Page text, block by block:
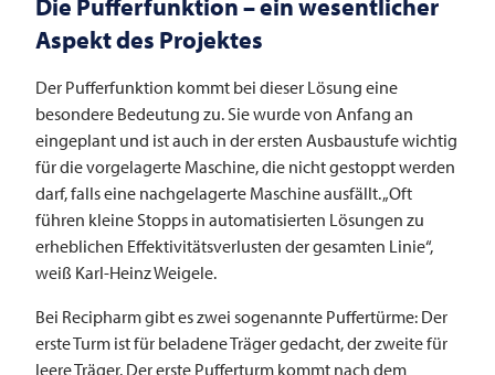
Aspekt des Projektes
Der Pufferfunktion kommt bei dieser Lösung eine
besondere Bedeutung zu. Sie wurde von Anfang an
eingeplant und ist auch in der ersten Ausbaustufe wichtig
für die vorgelagerte Maschine, die nicht gestoppt werden
darf, falls eine nachgelagerte Maschine ausfällt. „Oft
führen kleine Stopps in automatisierten Lösungen zu
erheblichen Effektivitätsverlusten der gesamten Linie“,
weiß Karl-Heinz Weigele.
Bei Recipharm gibt es zwei sogenannte Puffertürme: Der
erste Turm ist für beladene Träger gedacht, der zweite für
leere Träger. Der erste Pufferturm kommt nach dem